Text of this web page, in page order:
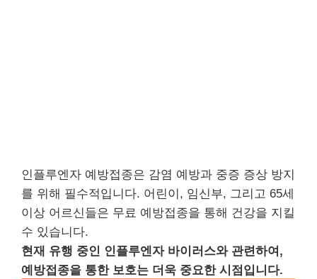
인플루엔자 예방접종은 감염 예방과 중증 증상 방지
를 위해 필수적입니다. 어린이, 임신부, 그리고 65세
이상 어르신들은 무료 예방접종을 통해 건강을 지킬
수 있습니다.
현재 유행 중인 인플루엔자 바이러스와 관련하여,
예방접종을 통한 보호는 더욱 중요한 시점입니다.